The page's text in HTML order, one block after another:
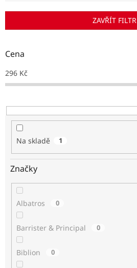
r
d
k
t
ZAVŘÍT FILTR
Cena
296 Kč
Na skladě 1
Značky
Albatros 0
Barrister & Principal 0
Biblion 0